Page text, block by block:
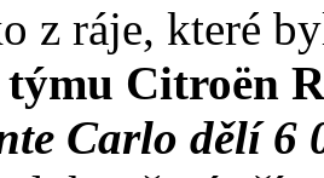
z ráje, které
Citroën
Carlo dělí 6